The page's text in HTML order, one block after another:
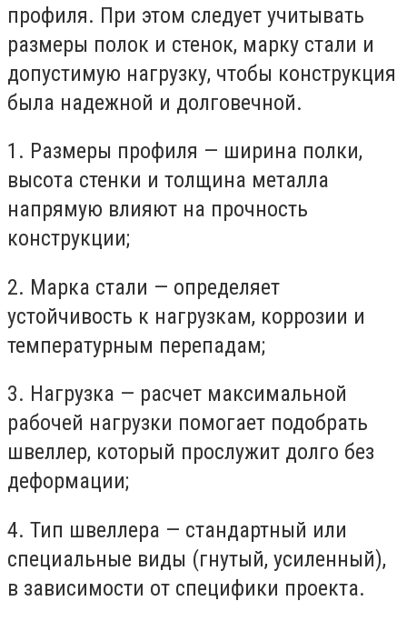
профиля. При этом следует учитывать
размеры полок и стенок, марку стали и
допустимую нагрузку, чтобы конструкция
была надежной и долговечной.
1. Размеры профиля — ширина полки,
высота стенки и толщина металла
напрямую влияют на прочность
конструкции;
2. Марка стали — определяет
устойчивость к нагрузкам, коррозии и
температурным перепадам;
3. Нагрузка — расчет максимальной
рабочей нагрузки помогает подобрать
швеллер, который прослужит долго без
деформации;
4. Тип швеллера — стандартный или
специальные виды (гнутый, усиленный),
в зависимости от специфики проекта.